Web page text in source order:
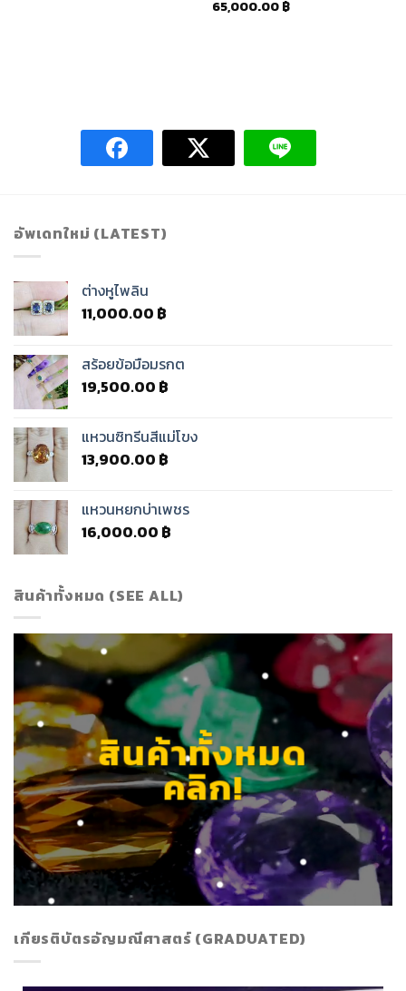
65,000.00 ฿
อัพเดทใหม่ (LATEST)
ต่างหูไพลิน
11,000.00 ฿
สร้อยข้อมือมรกต
19,500.00 ฿
แหวนซิทรีนสีแม่โขง
13,900.00 ฿
แหวนหยกบ่าเพชร
16,000.00 ฿
สินค้าทั้งหมด (SEE ALL)
สินค้าทั้งหมด
คลิก!
เกียรติบัตรอัญมณีศาสตร์ (GRADUATED)